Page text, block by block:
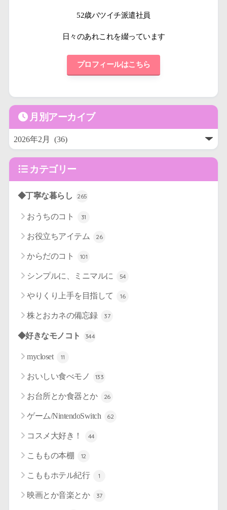
52歳バツイチ派遣社員
日々のあれこれを綴っています
プロフィールはこちら
月別アーカイブ
カテゴリー
◆丁寧な暮らし 265
おうちのコト 31
お役立ちアイテム 26
からだのコト 101
シンプルに、ミニマルに 54
やりくり上手を目指して 16
株とおカネの備忘録 37
◆好きなモノコト 344
mycloset 11
おいしい食べモノ 133
お台所とか食器とか 26
ゲーム/NintendoSwitch 62
コスメ大好き！ 44
こももの本棚 12
こももホテル紀行 1
映画とか音楽とか 37